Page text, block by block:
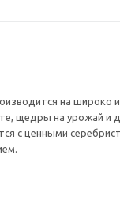
на широко
щедры на урожай и
с ценными